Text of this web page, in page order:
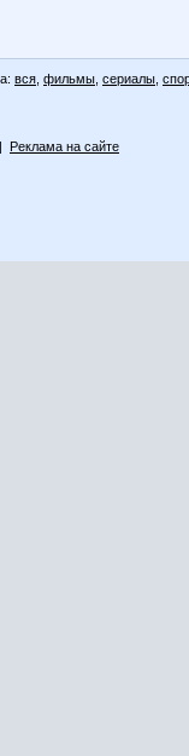
вся фильмы сериалы
| Реклама на сайте